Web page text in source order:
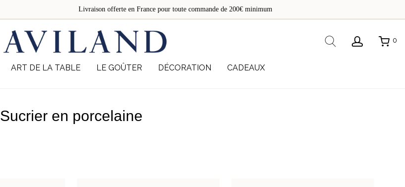
Livraison offerte en France pour toute commande de 200€ minimum
ART DE LA TABLE LE GOÛTER DÉCORATION CADEAUX
Rechercher0
Sucrier en porcelaine